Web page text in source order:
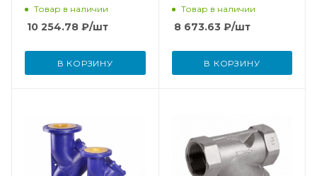
фланцевый со сливной
Товар в наличии
10 254.78 ₽/шт
В КОРЗИНУ
резьбовой 6460-050-
Товар в наличии
8 673.63₽/шт
В КОРЗИНУ